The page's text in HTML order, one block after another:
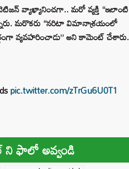
వ్యాఖ్యానించగా.. మరో వ్యక్తి “ఇలాంటి
మరొకరు “నరిటా విమానాశ్రయంలో
వ్యవహరించాడు” అని కామెంట్ చేశారు.
pic.twitter.com/zTrGu6U0T1
ఫాలో అవ్వండి